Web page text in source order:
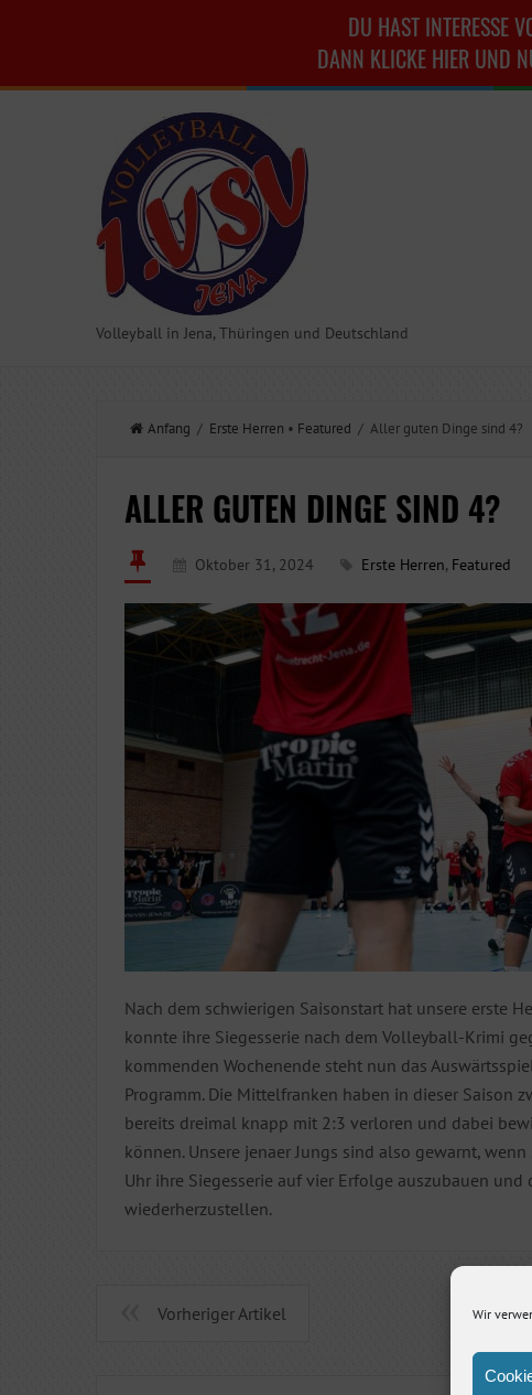
Wir
DU HAST INTERESSE
DANN KLICKE HIER UND
Volleyball in Jena, Thüringen und Deutschland
Anfang / Erste Herren • Featured / Aller guten Dinge sind 4?
ALLER GUTEN DINGE SIND 4?
Oktober 31, 2024 Erste Herren, Featured
Nach dem schwierigen Saisonstart hat unsere erste
konnte ihre Siegesserie nach dem Volleyball-Krimi
kommenden Wochenende steht nun das
Programm. Die Mittelfranken haben in dieser Saison
bereits dreimal knapp mit 2:3 verloren und dabei
können. Unsere jenaer Jungs sind also gewarnt,
Uhr ihre Siegesserie auf vier Erfolge auszubauen
wiederherzustellen.
Vorheriger Artikel